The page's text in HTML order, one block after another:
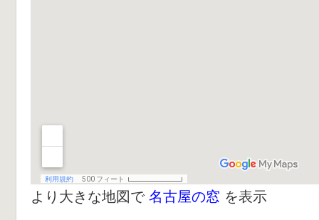
より大きな地図で 名古屋の窓 を表示